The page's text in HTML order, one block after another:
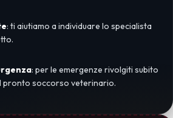
: ti aiutiamo a individuare lo specialista
: per le emergenze rivolgiti subito
pronto soccorso veterinario.